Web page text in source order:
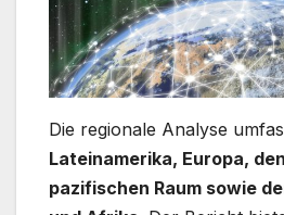
Die regionale Analyse
Lateinamerika, Europa,
pazifischen Raum sowie